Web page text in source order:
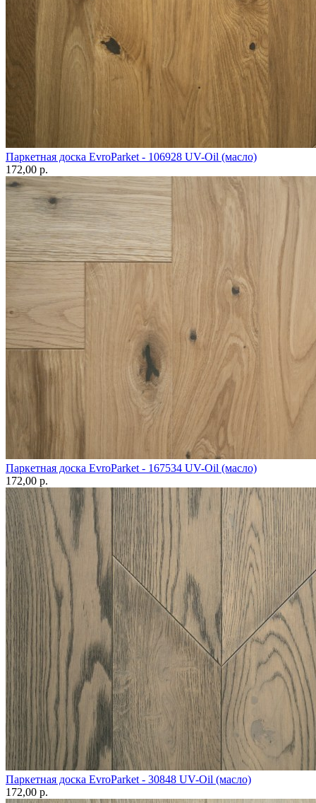
Паркетная доска EvroParket - 106928 UV-Oil (масло)
172,00 p.
Паркетная доска EvroParket - 167534 UV-Oil (масло)
172,00 p.
Паркетная доска EvroParket - 30848 UV-Oil (масло)
172,00 p.